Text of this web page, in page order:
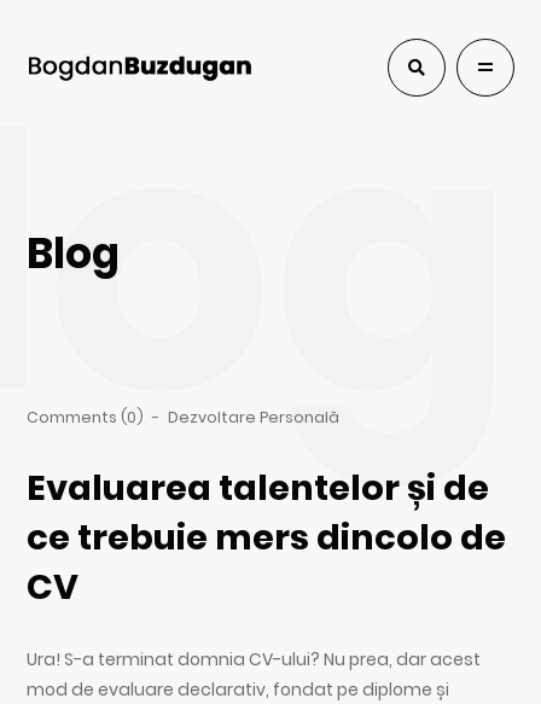
Blog
Comments (0) - Dezvoltare Personală
Evaluarea talentelor și de
ce trebuie mers dincolo de
CV
Ura! S-a terminat domnia CV-ului? Nu prea, dar acest
mod de evaluare declarativ, fondat pe diplome și